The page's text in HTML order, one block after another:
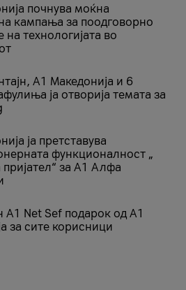
почнува моќна
кампања за поодговорно
на технологијата во
A1 Македонија и 6
ја отворија темата за
ја претставува
функционалност „
за А1 Алфа
A1 Net Sеf подарок од А1
за сите корисници